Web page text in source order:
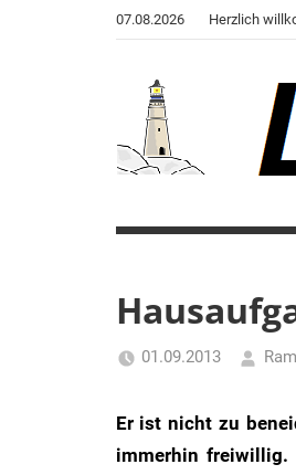
07.08.2026 Herzlich
Liberale
Blog
von
"Corona,
"2020",
"Weltchaos",
01.09.2013
Er ist nicht zu
immerhin freiwillig.